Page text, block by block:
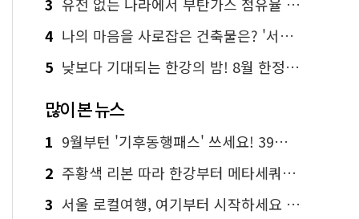
4 나의 마음을 사로잡은 건축물은? '서울시 건축상' 수상작 공개!
5 낮보다 기대되는 한강의 밤! 8월 한정 무료 '한강 밤핑' 예약은?
많이 본 뉴스
1 9월부턴 '기후동행패스' 쓰세요! 39세까지 청년 혜택
2 주황색 리본 따라 한강부터 메타세쿼이아 숲길까지…서울둘레길 15코스
3 서울 로컬여행, 여기부터 시작하세요 '서울에디션25'